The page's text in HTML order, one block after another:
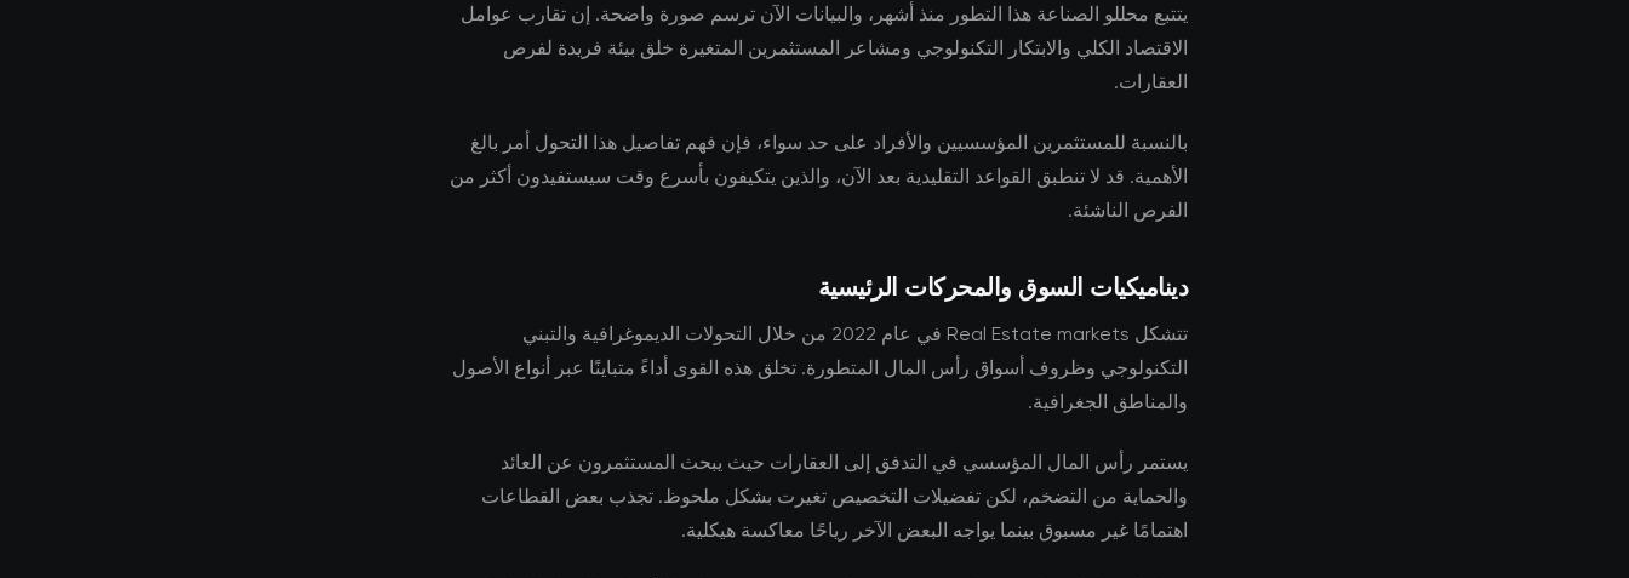
يتتبع محللو الصناعة هذا التطور منذ أشهر، والبيانات الآن ترسم صورة واضحة. إن تقارب عوامل
الاقتصاد الكلي والابتكار التكنولوجي ومشاعر المستثمرين المتغيرة خلق بيئة فريدة لفرص
العقارات.
بالنسبة للمستثمرين المؤسسيين والأفراد على حد سواء، فإن فهم تفاصيل هذا التحول أمر بالغ
الأهمية. قد لا تنطبق القواعد التقليدية بعد الآن، والذين يتكيفون بأسرع وقت سيستفيدون أكثر من
الفرص الناشئة.
ديناميكيات السوق والمحركات الرئيسية
تتشكل Real Estate markets في عام 2022 من خلال التحولات الديموغرافية والتبني
التكنولوجي وظروف أسواق رأس المال المتطورة. تخلق هذه القوى أداءً متباينًا عبر أنواع الأصول
والمناطق الجغرافية.
يستمر رأس المال المؤسسي في التدفق إلى العقارات حيث يبحث المستثمرون عن العائد
والحماية من التضخم، لكن تفضيلات التخصيص تغيرت بشكل ملحوظ. تجذب بعض القطاعات
اهتمامًا غير مسبوق بينما يواجه البعض الآخر رياحًا معاكسة هيكلية.